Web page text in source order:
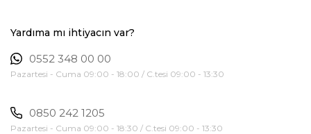
Yardıma mı ihtiyacın var?
0552 348 00 00
Pazartesi - Cuma 09:00 - 18:00 / C.tesi 09:00 - 13:30
0850 242 1205
Pazartesi - Cuma 09:00 - 18:30 / C.tesi 09:00 - 13:30